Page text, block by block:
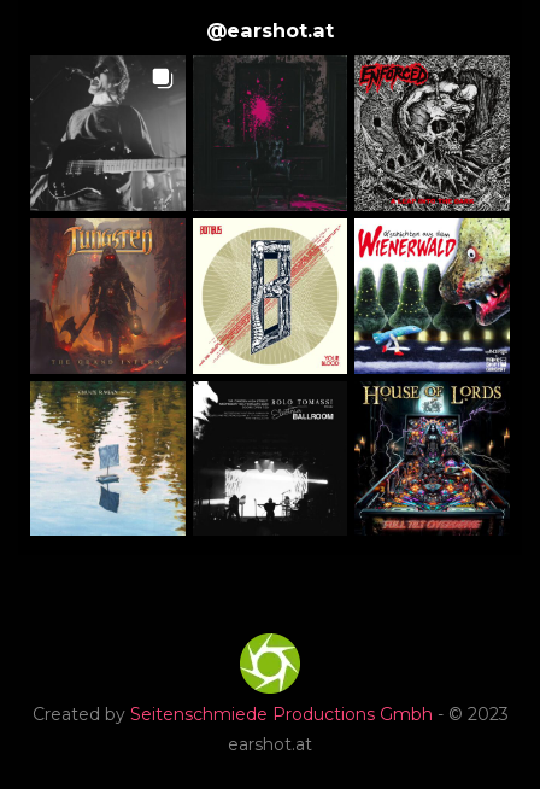
@earshot.at
Created by Seitenschmiede Productions Gmbh - © 2023
earshot.at